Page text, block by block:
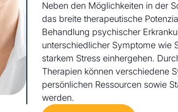
Neben den Möglichkeiten in der
das breite therapeutische
Behandlung psychischer
unterschiedlicher Symptome wie
starkem Stress einhergehen.
Therapien können verschiedene
persönlichen Ressourcen sowie
werden.